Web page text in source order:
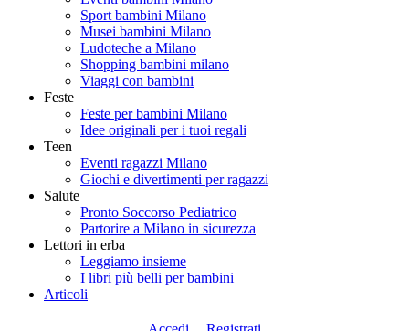
Sport bambini Milano
Musei bambini Milano
Ludoteche a Milano
Shopping bambini milano
Viaggi con bambini
Feste
Feste per bambini Milano
Idee originali per i tuoi regali
Teen
Eventi ragazzi Milano
Giochi e divertimenti per ragazzi
Salute
Pronto Soccorso Pediatrico
Partorire a Milano in sicurezza
Lettori in erba
Leggiamo insieme
I libri più belli per bambini
Articoli